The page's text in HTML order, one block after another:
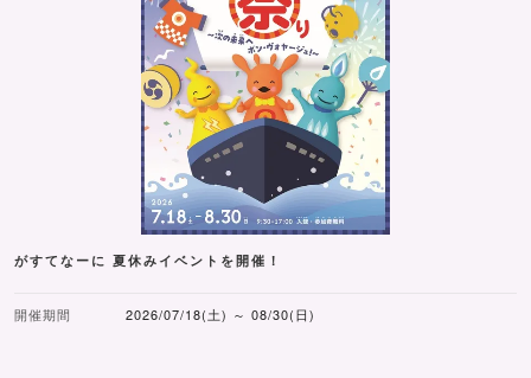
がすてなーに 夏休みイベントを開催！
開催期間 2026/07/18(土) ～ 08/30(日)